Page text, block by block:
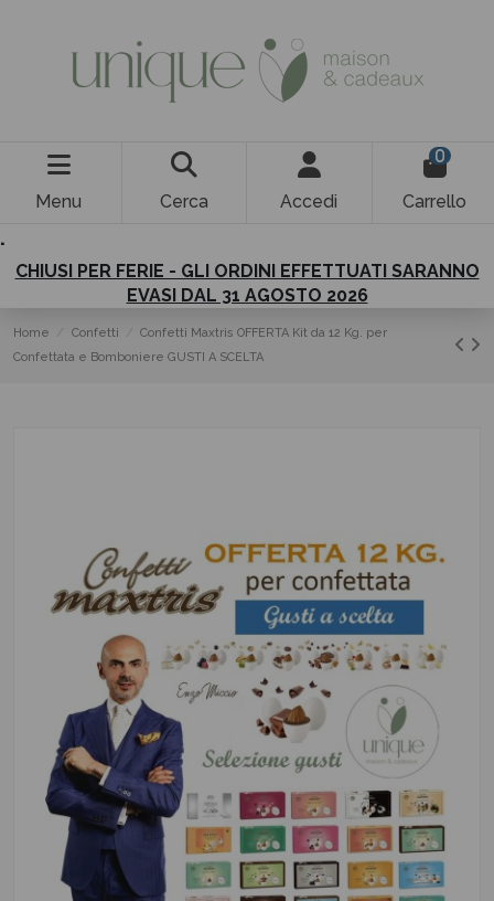
Menu Cerca Accedi
0
Carrello
.
CHIUSI PER FERIE - GLI ORDINI EFFETTUATI SARANNO
EVASI DAL 31 AGOSTO 2026
Home Confetti
Confetti Maxtris OFFERTA Kit da 12 Kg. per
Confettata e Bomboniere GUSTI A SCELTA